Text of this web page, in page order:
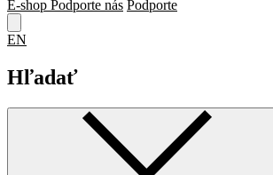
E-shop Podporte nás Podporte
EN
Hľadať